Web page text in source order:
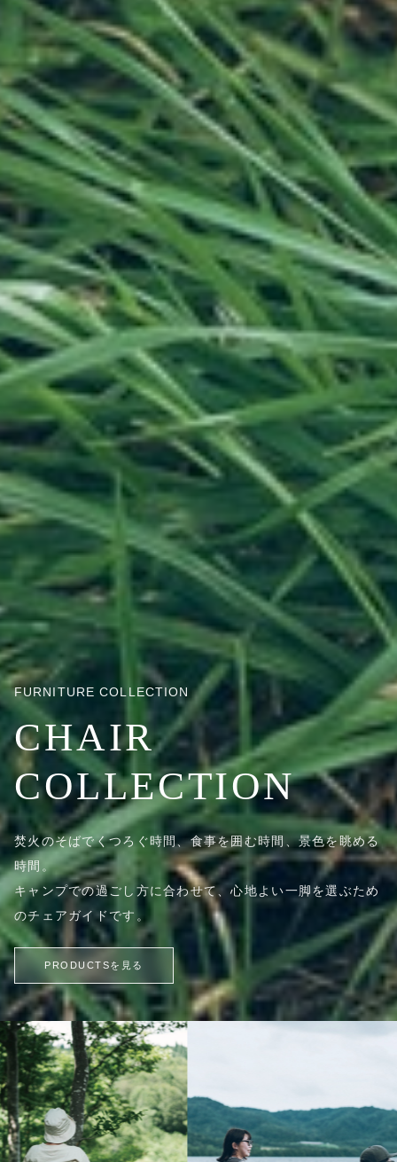
FURNITURE COLLECTION
CHAIR
COLLECTION
焚火のそばでくつろぐ時間、食事を囲む時間、景色を眺める
時間。
キャンプでの過ごし方に合わせて、心地よい一脚を選ぶため
のチェアガイドです。
PRODUCTSを見る